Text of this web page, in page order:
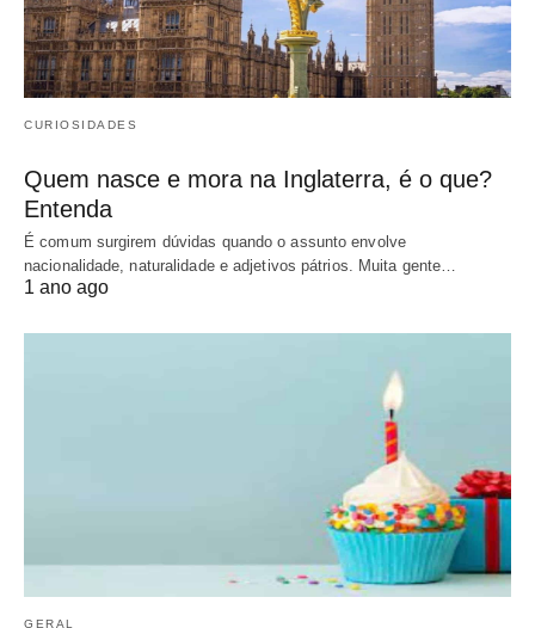
CURIOSIDADES
Quem nasce e mora na Inglaterra, é o que?
Entenda
É comum surgirem dúvidas quando o assunto envolve
nacionalidade, naturalidade e adjetivos pátrios. Muita gente…
1 ano ago
GERAL